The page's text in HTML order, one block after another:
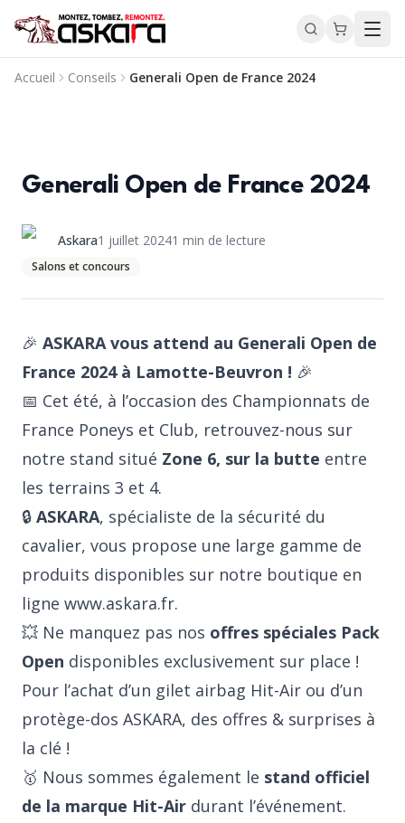
Accueil Conseils Generali Open de France 2024
Generali Open de France 2024
Askara1 juillet 20241 min de lecture
Salons et concours
🎉 ASKARA vous attend au Generali Open de
France 2024 à Lamotte-Beuvron ! 🎉
📅 Cet été, à l’occasion des Championnats de
France Poneys et Club, retrouvez-nous sur
notre stand situé Zone 6, sur la butte entre
les terrains 3 et 4.
🔒 ASKARA, spécialiste de la sécurité du
cavalier, vous propose une large gamme de
produits disponibles sur notre boutique en
ligne www.askara.fr.
💥 Ne manquez pas nos offres spéciales Pack
Open disponibles exclusivement sur place !
Pour l’achat d’un gilet airbag Hit-Air ou d’un
protège-dos ASKARA, des offres & surprises à
la clé !
🥇 Nous sommes également le stand officiel
de la marque Hit-Air durant l’événement.